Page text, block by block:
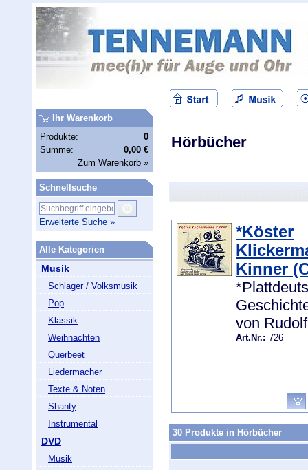
Ihr Warenkorb
Produkte:
0
Summe:
0,00 €
Zum Warenkorb »
Schnellsuche
Erweiterte Suche »
Alle Kategorien
Musik
Schlager / Volksmusik
Pop
Klassik
Weihnachten
Querbeet
Liedermacher
Texte & Noten
Shanty
Instrumental
DVD
Musik
Hörbücher
*Köster
Kinner
von
Art.Nr.: 726
30 Produkte in Hörbücher